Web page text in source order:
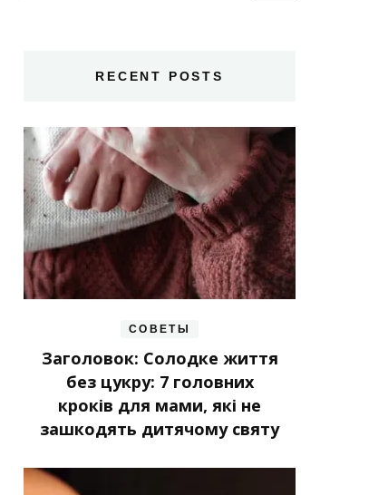
RECENT POSTS
СОВЕТЫ
Заголовок: Солодке життя
без цукру: 7 головних
кроків для мами, які не
зашкодять дитячому святу